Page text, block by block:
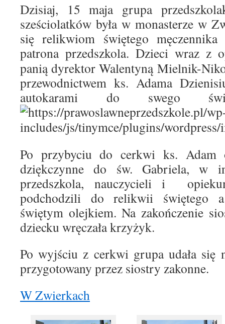
Dzisiaj, 15 maja grupa
sześciolatków była w monasterze w
się relikwiom świętego męczennika
patrona przedszkola. Dzieci wraz z
panią dyrektor Walentyną Mielnik-
przewodnictwem ks. Adama
autokarami do swego
Po przybyciu do cerkwi ks. Adam
dziękczynne do św. Gabriela, w
przedszkola, nauczycieli i
podchodzili do relikwii świętego a
świętym olejkiem. Na zakończenie
dziecku wręczała krzyżyk.
Po wyjściu z cerkwi grupa udała się
przygotowany przez siostry zakonne.
W Zwierkach